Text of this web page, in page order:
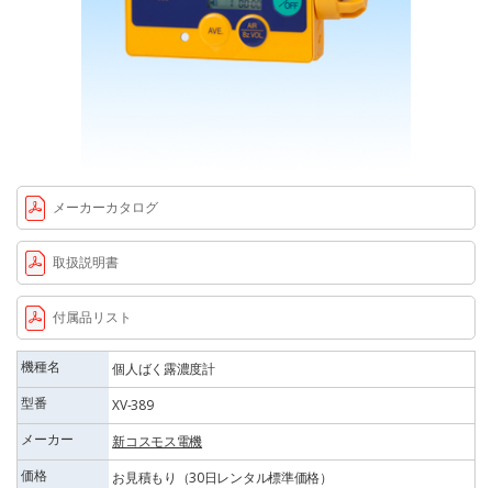
メーカーカタログ
取扱説明書
付属品リスト
機種名
個人ばく露濃度計
型番
XV-389
メーカー
新コスモス電機
価格
お見積もり（30日レンタル標準価格）